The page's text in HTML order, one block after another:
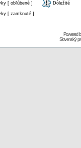
[ obľúbené ] Dôležité
[ zamknuté ]
Powered
Slovenský